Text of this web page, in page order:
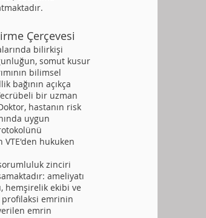
Çerçevesi
bilirkişi
somut kusur
bilimsel
bağının açıkça
bir uzman
hastanın risk
uygun
VTE'den hukuken
zinciri
ameliyatı
hemşirelik ekibi ve
profilaksi emrinin
emrin